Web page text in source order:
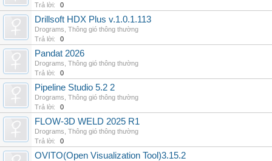
Trả lời:
0
Drillsoft HDX Plus v.1.0.1.113
Drograms Thông gió thông thường
Trả lời:
0
Pandat 2026
Drograms Thông gió thông thường
Trả lời:
0
Pipeline Studio 5.2 2
Drograms Thông gió thông thường
Trả lời:
0
FLOW-3D WELD 2025 R1
Drograms Thông gió thông thường
Trả lời:
0
OVITO(Open Visualization Tool)3.15.2